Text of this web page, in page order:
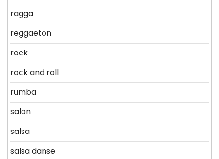
ragga
reggaeton
rock
rock and roll
rumba
salon
salsa
salsa danse